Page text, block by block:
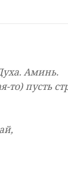
Аминь.
то) пусть